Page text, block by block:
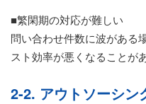
■繁閑期の対応が難しい
問い合わせ件数に波がある
スト効率が悪くなることが
2-2. アウトソーシン